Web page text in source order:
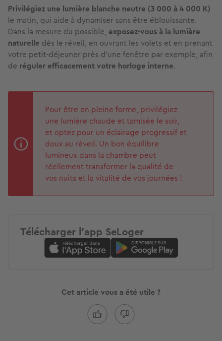
Privilégiez une lumière blanche neutre (3 000 à 4 000 K)
le matin, qui aide à dynamiser sans être éblouissante.
Dans la mesure du possible, exposez-vous à la lumière
naturelle dès le réveil, en ouvrant les volets et en prenant
votre petit-déjeuner près d’une fenêtre par exemple, afin
de réguler efficacement votre horloge interne.
Pour être en pleine forme, privilégiez
une lumière chaude et tamisée le soir,
et optez pour un éclairage progressif et
doux au réveil. Un bon équilibre
lumineux dans la chambre peut
réellement transformer la qualité de
vos nuits et la vitalité de vos journées !
Télécharger l'app SeLoger
Cet article vous a été utile ?